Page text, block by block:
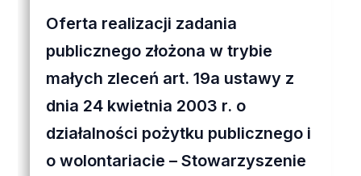
Oferta realizacji zadania
publicznego złożona w trybie
małych zleceń art. 19a ustawy z
dnia 24 kwietnia 2003 r. o
działalności pożytku publicznego i
o wolontariacie – Stowarzyszenie